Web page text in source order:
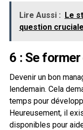
Lire Aussi : Le
question
6 : Se
Devenir un bon
lendemain. Cela
temps pour
Heureusement, il
disponibles pour